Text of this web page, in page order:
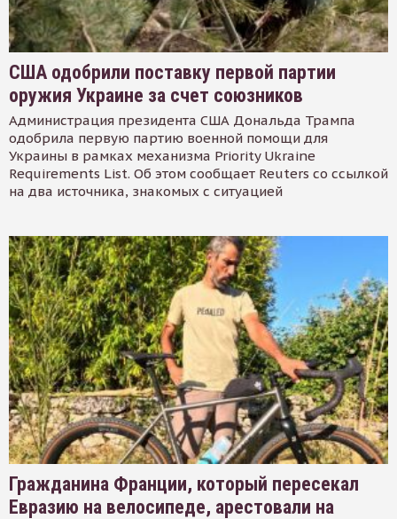
США одобрили поставку первой партии
оружия Украине за счет союзников
Администрация президента США Дональда Трампа
одобрила первую партию военной помощи для
Украины в рамках механизма Priority Ukraine
Requirements List. Об этом сообщает Reuters со ссылкой
на два источника, знакомых с ситуацией
Гражданина Франции, который пересекал
Евразию на велосипеде, арестовали на